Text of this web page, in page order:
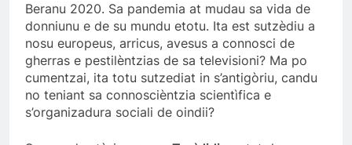
Beranu 2020. Sa pandemia at mudau sa vida de
donniunu e de su mundu etotu. Ita est sutzèdiu a
nosu europeus, arricus, avesus a connosci de
gherras e pestilèntzias de sa televisioni? Ma po
cumentzai, ita totu sutzediat in s’antigòriu, candu
no teniant sa connoscièntzia scientìfica e
s’organizadura sociali de oindii?